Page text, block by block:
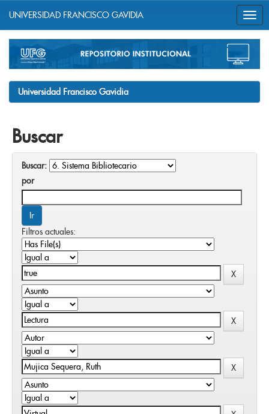
navigation
UNIVERSIDAD FRANCISCO GAVIDIA
Universidad Francisco Gavidia
Buscar
Buscar:
por
Filtros actuales: